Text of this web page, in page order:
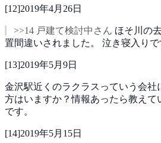
[12]2019年4月26日
>>14 戸建て検討中さん ほそ川の
置間違いされました。 泣き寝入りで
[13]2019年5月9日
金沢駅近くのラクラスっていう会社
方はいますか？情報あったら教えて
です。
[14]2019年5月15日